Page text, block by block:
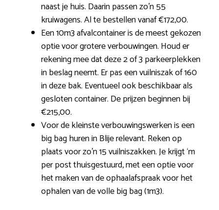
naast je huis. Daarin passen zo’n 55
kruiwagens. Al te bestellen vanaf €172,00.
Een 10m3 afvalcontainer is de meest gekozen
optie voor grotere verbouwingen. Houd er
rekening mee dat deze 2 of 3 parkeerplekken
in beslag neemt. Er pas een vuilniszak of 160
in deze bak. Eventueel ook beschikbaar als
gesloten container. De prijzen beginnen bij
€215,00.
Voor de kleinste verbouwingswerken is een
big bag huren in Blije relevant. Reken op
plaats voor zo’n 15 vuilniszakken. Je krijgt ‘m
per post thuisgestuurd, met een optie voor
het maken van de ophaalafspraak voor het
ophalen van de volle big bag (1m3).